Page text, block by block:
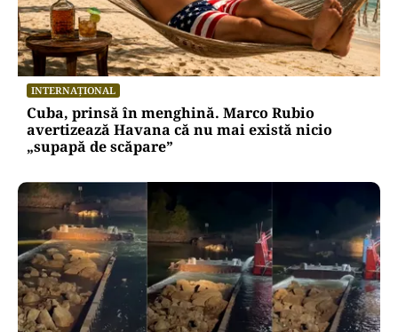
INTERNAȚIONAL
Cuba, prinsă în menghină. Marco Rubio
avertizează Havana că nu mai există nicio
„supapă de scăpare”